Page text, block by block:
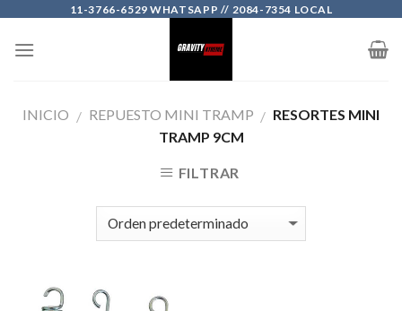
content
11-3766-6529 WHATSAPP // 2084-7354 LOCAL
INICIO / REPUESTO MINI TRAMP / RESORTES MINI
TRAMP 9CM
FILTRAR